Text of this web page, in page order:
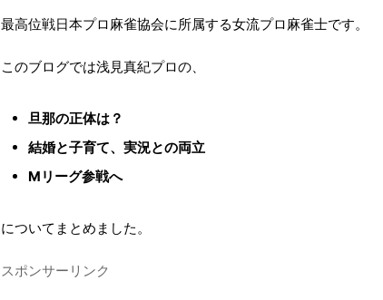
最高位戦日本プロ麻雀協会に所属する女流プロ麻雀士です。
このブログでは浅見真紀プロの、
旦那の正体は？
結婚と子育て、実況との両立
Mリーグ参戦へ
についてまとめました。
スポンサーリンク